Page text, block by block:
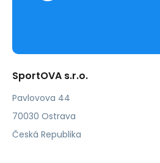
SportOVA s.r.o.
Pavlovova 44
70030 Ostrava
Česká Republika